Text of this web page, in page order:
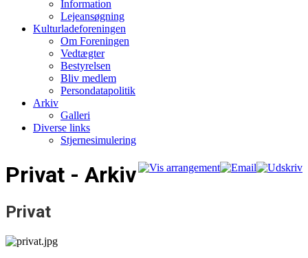
Information
Lejeansøgning
Kulturladeforeningen
Om Foreningen
Vedtægter
Bestyrelsen
Bliv medlem
Persondatapolitik
Arkiv
Galleri
Diverse links
Stjernesimulering
Privat - Arkiv
Privat